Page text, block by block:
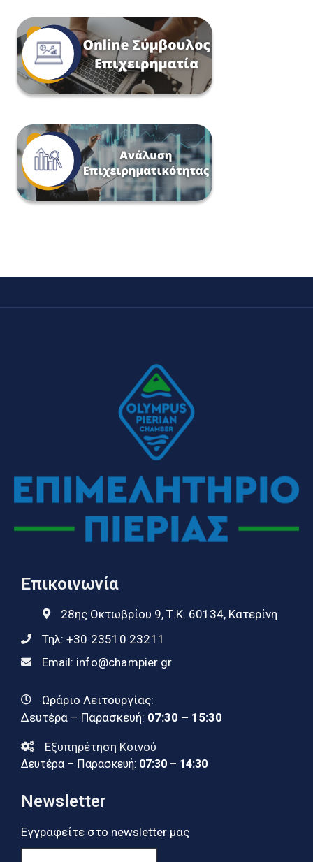
Επικοινωνία
28ης Οκτωβρίου 9, Τ.Κ. 60134, Κατερίνη
Τηλ: +30 23510 23211
Email: info@champier.gr
Ωράριο Λειτουργίας:
Δευτέρα – Παρασκευή: 07:30 – 15:30
Εξυπηρέτηση Κοινού
Δευτέρα – Παρασκευή: 07:30 – 14:30
Newsletter
Εγγραφείτε στο newsletter μας